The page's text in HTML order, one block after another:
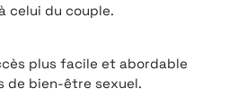
celui du couple.
plus facile et abordable
de bien-être sexuel.